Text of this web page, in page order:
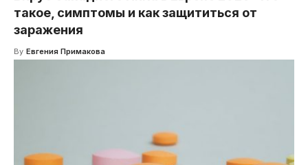
такое, симптомы и как защититься от
заражения
By Евгения Примакова